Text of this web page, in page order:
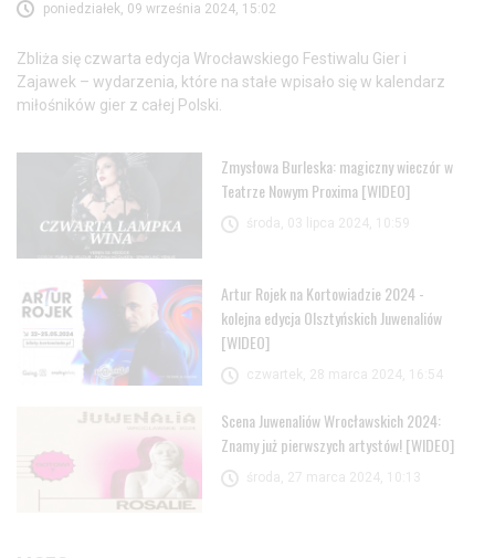
poniedziałek, 09 września 2024, 15:02
Zbliża się czwarta edycja Wrocławskiego Festiwalu Gier i
Zajawek – wydarzenia, które na stałe wpisało się w kalendarz
miłośników gier z całej Polski.
Zmysłowa Burleska: magiczny wieczór w
Teatrze Nowym Proxima [WIDEO]
środa, 03 lipca 2024, 10:59
Artur Rojek na Kortowiadzie 2024 -
kolejna edycja Olsztyńskich Juwenaliów
[WIDEO]
czwartek, 28 marca 2024, 16:54
Scena Juwenaliów Wrocławskich 2024:
Znamy już pierwszych artystów! [WIDEO]
środa, 27 marca 2024, 10:13